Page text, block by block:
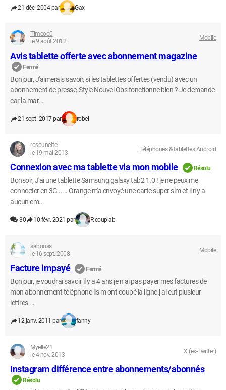
21 déc. 2004 par Gax
Timeoo0
le 9 août 2012
Mobile
Avis tablette offerte avec abonnement magazine
Fermé
Bonjour, J'aimerais savoir, si les tablettes offertes (vendu) avec un
abonnement de presse, Style Nouvel Obs fonctionne bien ? Je demande
car la mar...
21 sept. 2017 par robel
rosounette
le 19 mai 2013
Téléphones & tablettes Android
Connexion avec ma tablette via mon mobile Résolu
Bonsoir, J'ai une tablette Samsung galaxy tab2 1.0 ! je ne peux me
connecter en 3G ..... Orange m'a envoyé une carte super sim et il n'y a
aucun em...
30 10 févr. 2021 par Ricouplab
sabooss
le 16 sept. 2008
Mobile
Facture impayé Fermé
Bonjour, je voudrai savoir il y a 4 ans je n ai pas payer mes factures de
mon abonnement téléphone ils m ont coupé la ligne.j ai eut plusieur
lettres ...
12 janv. 2011 par fanny
Myelle21
le 4 nov. 2013
X (ex-Twitter)
Instagram différence entre abonnements/abonnés
Résolu